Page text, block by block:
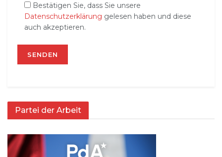
Bestätigen Sie, dass Sie unsere
Datenschutzerklärung gelesen haben und diese
auch akzeptieren.
Partei der Arbeit